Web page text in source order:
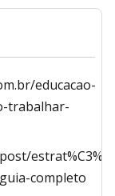
educacao-
trabalhar-
completo